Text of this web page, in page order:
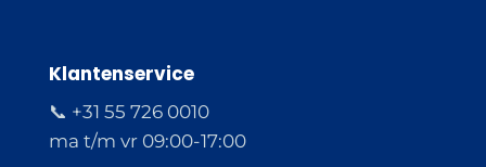
Klantenservice
📞 +31 55 726 0010
ma t/m vr 09:00-17:00